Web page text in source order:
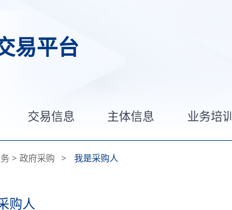
易平台
交易信息 主体信息 业务培训
> 政府采购 > 我是采购人
购人